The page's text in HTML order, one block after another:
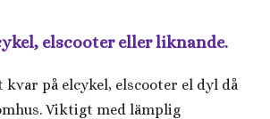
elscooter eller liknande.
kvar på elcykel, elscooter el dyl då
Viktigt med lämplig